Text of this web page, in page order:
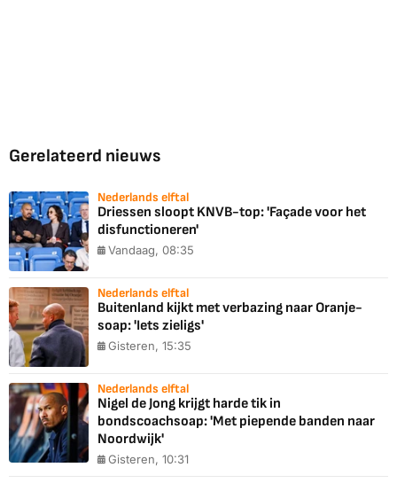
Gerelateerd nieuws
Nederlands elftal
Driessen sloopt KNVB-top: 'Façade voor het
disfunctioneren'
Vandaag, 08:35
Nederlands elftal
Buitenland kijkt met verbazing naar Oranje-
soap: 'Iets zieligs'
Gisteren, 15:35
Nederlands elftal
Nigel de Jong krijgt harde tik in
bondscoachsoap: 'Met piepende banden naar
Noordwijk'
Gisteren, 10:31